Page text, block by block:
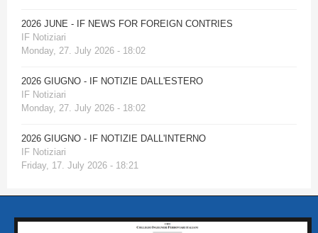
2026 JUNE - IF NEWS FOR FOREIGN CONTRIES
IF Notiziari
Monday, 27. July 2026 - 18:02
2026 GIUGNO - IF NOTIZIE DALL'ESTERO
IF Notiziari
Monday, 27. July 2026 - 18:02
2026 GIUGNO - IF NOTIZIE DALL'INTERNO
IF Notiziari
Friday, 17. July 2026 - 18:21